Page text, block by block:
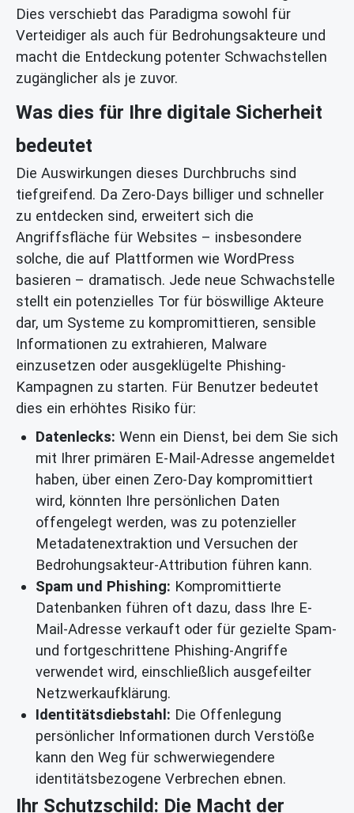
Dies verschiebt das Paradigma sowohl für
Verteidiger als auch für Bedrohungsakteure und
macht die Entdeckung potenter Schwachstellen
zugänglicher als je zuvor.
Was dies für Ihre digitale Sicherheit
bedeutet
Die Auswirkungen dieses Durchbruchs sind
tiefgreifend. Da Zero-Days billiger und schneller
zu entdecken sind, erweitert sich die
Angriffsfläche für Websites – insbesondere
solche, die auf Plattformen wie WordPress
basieren – dramatisch. Jede neue Schwachstelle
stellt ein potenzielles Tor für böswillige Akteure
dar, um Systeme zu kompromittieren, sensible
Informationen zu extrahieren, Malware
einzusetzen oder ausgeklügelte Phishing-
Kampagnen zu starten. Für Benutzer bedeutet
dies ein erhöhtes Risiko für:
Datenlecks: Wenn ein Dienst, bei dem Sie sich
mit Ihrer primären E-Mail-Adresse angemeldet
haben, über einen Zero-Day kompromittiert
wird, könnten Ihre persönlichen Daten
offengelegt werden, was zu potenzieller
Metadatenextraktion und Versuchen der
Bedrohungsakteur-Attribution führen kann.
Spam und Phishing: Kompromittierte
Datenbanken führen oft dazu, dass Ihre E-
Mail-Adresse verkauft oder für gezielte Spam-
und fortgeschrittene Phishing-Angriffe
verwendet wird, einschließlich ausgefeilter
Netzwerkaufklärung.
Identitätsdiebstahl: Die Offenlegung
persönlicher Informationen durch Verstöße
kann den Weg für schwerwiegendere
identitätsbezogene Verbrechen ebnen.
Ihr Schutzschild: Die Macht der